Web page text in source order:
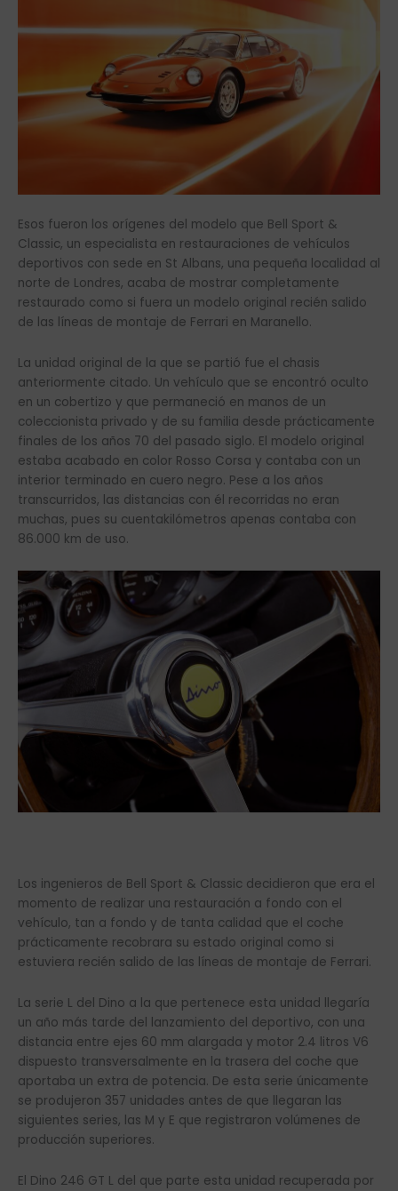
Esos fueron los orígenes del modelo que Bell Sport &
Classic, un especialista en restauraciones de vehículos
deportivos con sede en St Albans, una pequeña localidad al
norte de Londres, acaba de mostrar completamente
restaurado como si fuera un modelo original recién salido
de las líneas de montaje de Ferrari en Maranello.
La unidad original de la que se partió fue el chasis
anteriormente citado. Un vehículo que se encontró oculto
en un cobertizo y que permaneció en manos de un
coleccionista privado y de su familia desde prácticamente
finales de los años 70 del pasado siglo. El modelo original
estaba acabado en color Rosso Corsa y contaba con un
interior terminado en cuero negro. Pese a los años
transcurridos, las distancias con él recorridas no eran
muchas, pues su cuentakilómetros apenas contaba con
86.000 km de uso.
Los ingenieros de Bell Sport & Classic decidieron que era el
momento de realizar una restauración a fondo con el
vehículo, tan a fondo y de tanta calidad que el coche
prácticamente recobrara su estado original como si
estuviera recién salido de las líneas de montaje de Ferrari.
La serie L del Dino a la que pertenece esta unidad llegaría
un año más tarde del lanzamiento del deportivo, con una
distancia entre ejes 60 mm alargada y motor 2.4 litros V6
dispuesto transversalmente en la trasera del coche que
aportaba un extra de potencia. De esta serie únicamente
se produjeron 357 unidades antes de que llegaran las
siguientes series, las M y E que registraron volúmenes de
producción superiores.
El Dino 246 GT L del que parte esta unidad recuperada por